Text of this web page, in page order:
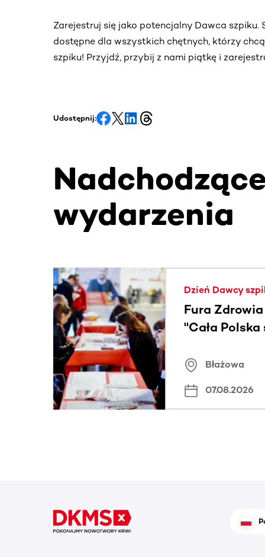
Zarejestruj się jako potencjalny Dawca szpiku.
dostępne dla wszystkich chętnych, którzy
szpiku! Przyjdź, przybij z nami piątkę i
Udostępnij:
wydarzenia
Ta sekcja zawiera treści przewijane w
Dzień Dawcy
Fura
"Cała
Błażowa
07.08.2026